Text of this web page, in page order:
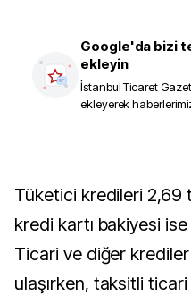
Google'da bizi
ekleyin
İstanbul Ticaret
ekleyerek
Tüketici kredileri 2,69 trilyon liraya, bireysel
kredi kartı bakiyesi
Ticari ve diğer
ulaşırken, taksitli